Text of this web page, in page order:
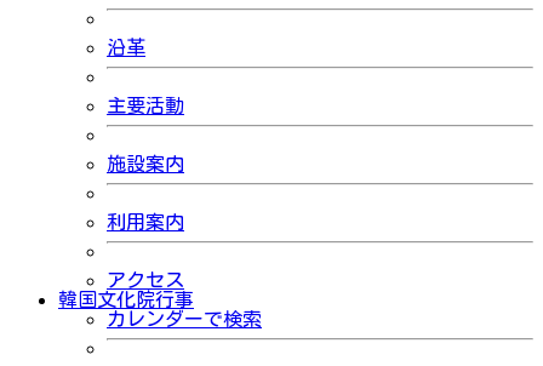
沿革
主要活動
施設案内
利用案内
アクセス
韓国文化院行事
カレンダーで検索